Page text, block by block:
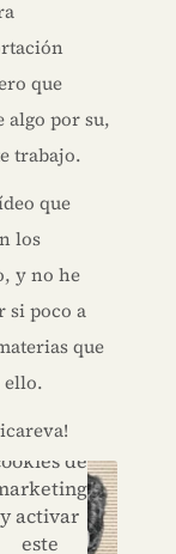
que
algo por su,
trabajo.
que
los
y no he
si poco a
que
ello.
Haz clic
para
las
de
y activar
este